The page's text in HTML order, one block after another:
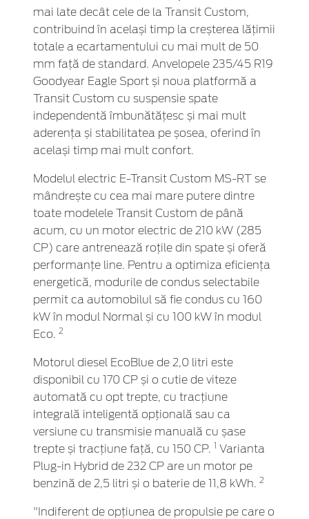
mai late decât cele de la Transit Custom,
contribuind în același timp la creșterea lățimii
totale a ecartamentului cu mai mult de 50
mm față de standard. Anvelopele 235/45 R19
Goodyear Eagle Sport și noua platformă a
Transit Custom cu suspensie spate
independentă îmbunătățesc și mai mult
aderența și stabilitatea pe șosea, oferind în
același timp mai mult confort.
Modelul electric E-Transit Custom MS-RT se
mândrește cu cea mai mare putere dintre
toate modelele Transit Custom de până
acum, cu un motor electric de 210 kW (285
CP) care antrenează roțile din spate și oferă
performanțe line. Pentru a optimiza eficiența
energetică, modurile de condus selectabile
permit ca automobilul să fie condus cu 160
kW în modul Normal și cu 100 kW în modul
Eco. 2
Motorul diesel EcoBlue de 2,0 litri este
disponibil cu 170 CP și o cutie de viteze
automată cu opt trepte, cu tracțiune
integrală inteligentă opțională sau ca
versiune cu transmisie manuală cu șase
trepte și tracțiune față, cu 150 CP.
Varianta
Plug-in Hybrid de 232 CP are un motor pe
benzină de 2,5 litri și o baterie de 11,8 kWh. 2
"Indiferent de opțiunea de propulsie pe care o